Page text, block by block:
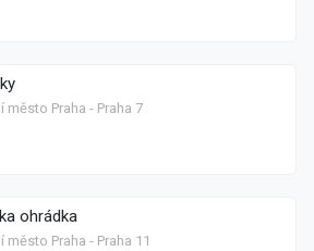
město Praha - Praha 7
ohrádka
město Praha - Praha 11